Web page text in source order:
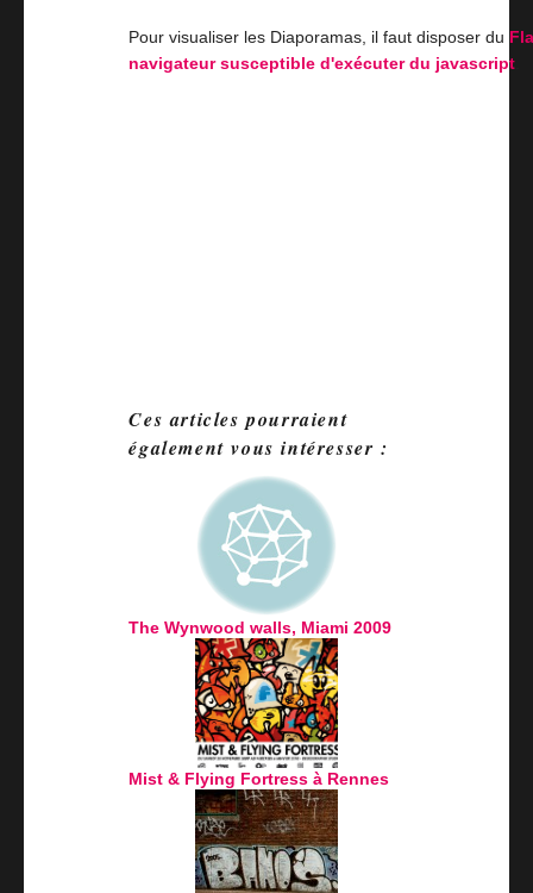
Pour visualiser les Diaporamas, il faut disposer du
navigateur susceptible d'exécuter du javascript
Ces articles pourraient
également vous intéresser :
The Wynwood walls, Miami 2009
Mist & Flying Fortress à Rennes